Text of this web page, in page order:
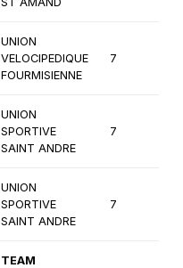
UNION
VELOCIPEDIQUE
FOURMISIENNE
7
UNION
SPORTIVE
SAINT ANDRE
7
UNION
SPORTIVE
SAINT ANDRE
7
TEAM